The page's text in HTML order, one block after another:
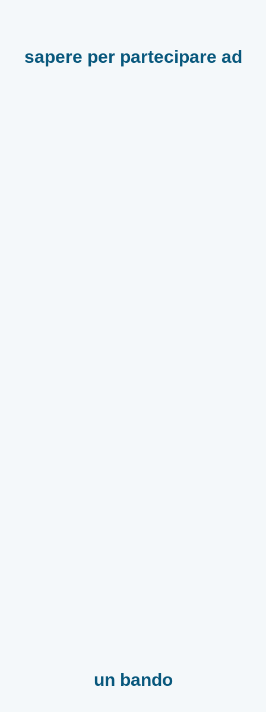
sapere per partecipare ad
un bando